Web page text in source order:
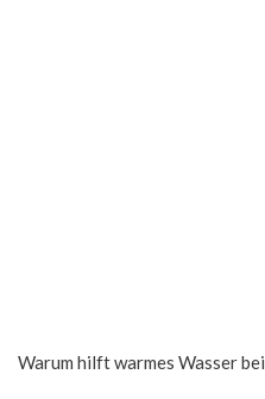
Warum hilft warmes Wasser